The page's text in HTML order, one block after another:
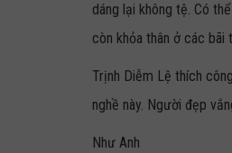
dáng lại không tệ. Có
còn khỏa thân ở các
Trịnh Diễm Lệ thích
nghề này. Người đẹp
Như Anh